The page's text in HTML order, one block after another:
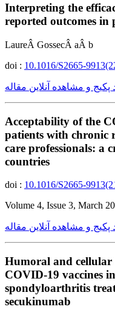
Interpreting the
reported outcomes
LaureÂ GossecÂ aÂ b
doi : 10.1016/S2665-
پکیج و مشاهده آنلاین مقاله
Acceptability of the
patients with chronic
care professionals: a
countries
doi : 10.1016/S2665-
Volume 4, Issue 3, March
پکیج و مشاهده آنلاین مقاله
Humoral and cellular
COVID-19 vaccines
spondyloarthritis
secukinumab